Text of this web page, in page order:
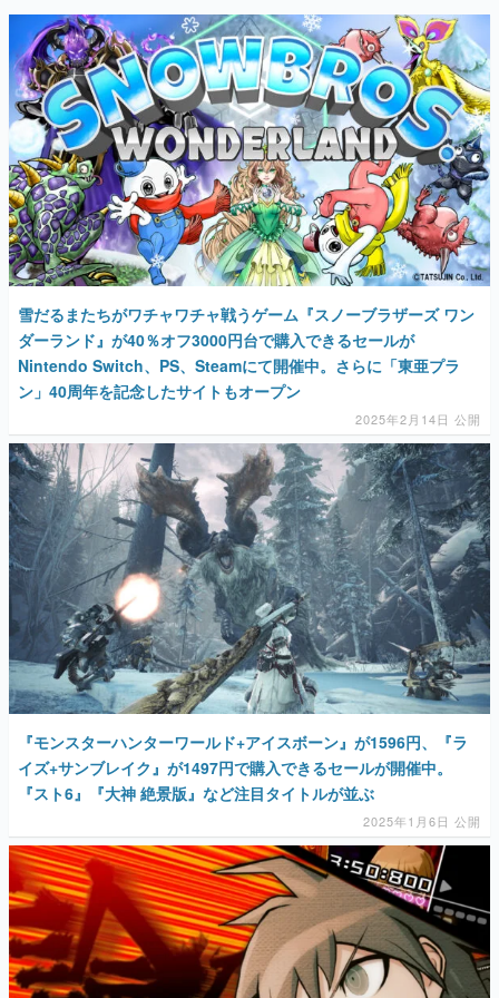
雪だるまたちがワチャワチャ戦うゲーム『スノーブラザーズ ワン
ダーランド』が40％オフ3000円台で購入できるセールが
Nintendo Switch、PS、Steamにて開催中。さらに「東亜プラ
ン」40周年を記念したサイトもオープン
2025年2月14日 公開
『モンスターハンターワールド+アイスボーン』が1596円、『ラ
イズ+サンブレイク』が1497円で購入できるセールが開催中。
『スト6』『大神 絶景版』など注目タイトルが並ぶ
2025年1月6日 公開